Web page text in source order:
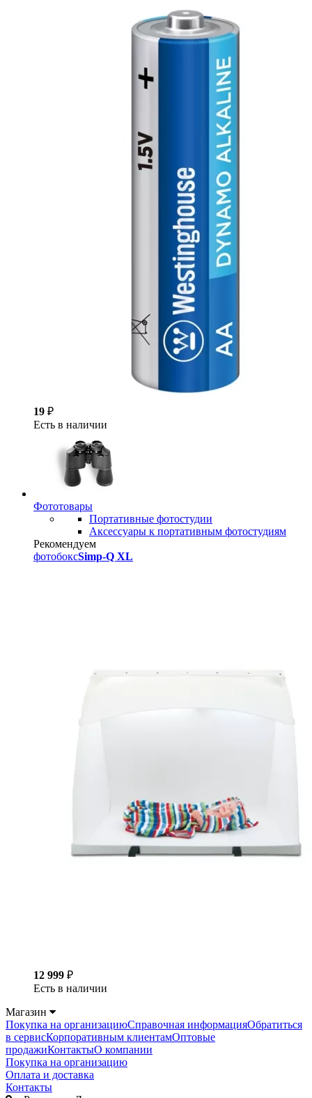
19 ₽
Есть в наличии
Фототовары
Портативные фотостудии
Аксессуары к портативным фотостудиям
Рекомендуем
фотобоксSimp-Q XL
12 999 ₽
Есть в наличии
Магазин
Покупка на организациюСправочная информацияОбратиться
в сервисКорпоративным клиентамОптовые
продажиКонтактыО компании
Покупка на организацию
Оплата и доставка
Контакты